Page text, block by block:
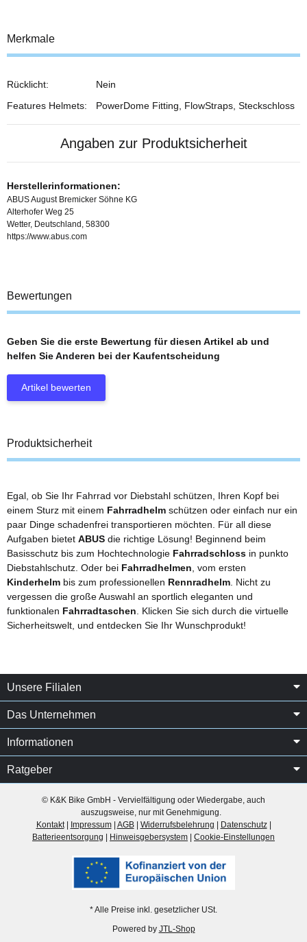
Merkmale
Rücklicht:
Nein
Features Helmets:
PowerDome Fitting, FlowStraps, Steckschloss
Angaben zur Produktsicherheit
Herstellerinformationen:
ABUS August Bremicker Söhne KG
Alterhofer Weg 25
Wetter, Deutschland, 58300
https://www.abus.com
Bewertungen
Geben Sie die erste Bewertung für diesen Artikel ab und
helfen Sie Anderen bei der Kaufentscheidung
Artikel bewerten
Produktsicherheit
Egal, ob Sie Ihr Fahrrad vor Diebstahl schützen, Ihren Kopf bei
einem Sturz mit einem Fahrradhelm schützen oder einfach nur ein
paar Dinge schadenfrei transportieren möchten. Für all diese
Aufgaben bietet ABUS die richtige Lösung! Beginnend beim
Basisschutz bis zum Hochtechnologie Fahrradschloss in punkto
Diebstahlschutz. Oder bei Fahrradhelmen , vom ersten
Kinderhelm bis zum professionellen Rennradhelm . Nicht zu
vergessen die große Auswahl an sportlich eleganten und
funktionalen Fahrradtaschen . Klicken Sie sich durch die virtuelle
Sicherheitswelt, und entdecken Sie Ihr Wunschprodukt!
Unsere Filialen
Das Unternehmen
Informationen
Ratgeber
© K&K Bike GmbH - Vervielfältigung oder Wiedergabe, auch
auszugsweise, nur mit Genehmigung.
Kontakt| Impressum| AGB| Widerrufsbelehrung Datenschutz|
Batterieentsorgung
Hinweisgebersystem Cookie-Einstellungen
* Alle Preise inkl. gesetzlicher USt.
Powered by JTL-Shop